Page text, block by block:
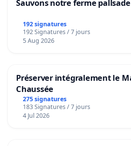
Sauvons notre ferme pallsade
192 signatures
192 Signatures / 7 jours
5 Aug 2026
Préserver intégralement le
Chaussée
275 signatures
183 Signatures / 7 jours
4 Jul 2026